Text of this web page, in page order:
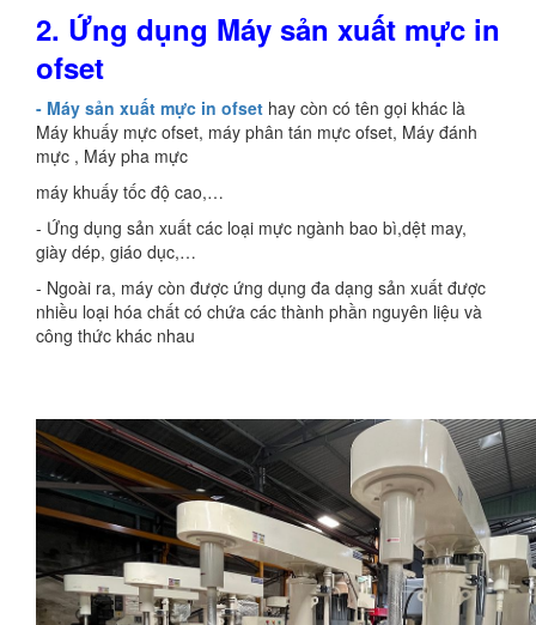
2. Ứng dụng Máy sản xuất mực in
ofset
- Máy sản xuất mực in ofset hay còn có tên gọi khác là
Máy khuấy mực ofset, máy phân tán mực ofset, Máy đánh
mực , Máy pha mực
máy khuấy tốc độ cao,…
- Ứng dụng sản xuất các loại mực ngành bao bì,dệt may,
giày dép, giáo dục,…
- Ngoài ra, máy còn được ứng dụng đa dạng sản xuất được
nhiều loại hóa chất có chứa các thành phần nguyên liệu và
công thức khác nhau